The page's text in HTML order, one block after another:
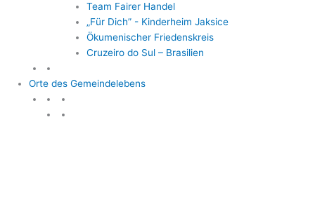
Team Fairer Handel
„Für Dich” - Kinderheim Jaksice
Ökumenischer Friedenskreis
Cruzeiro do Sul – Brasilien
Orte des Gemeindelebens